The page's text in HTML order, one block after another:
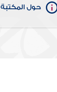
حول المكتبة